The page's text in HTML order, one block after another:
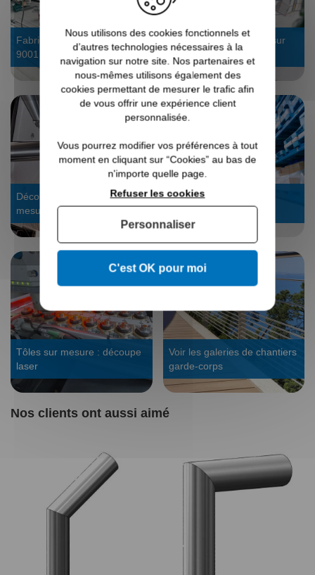
Fabrication 4.0 certifiée ISO
9001
Bureau d’étude : devis sur
mesure
Découpe laser tube : sur
mesure
Stock dispo, expédié en
24/48h
Tôles sur mesure : découpe
laser
Voir les galeries de chantiers
garde-corps
Nos clients ont aussi aimé
Nous utilisons des cookies fonctionnels et
d’autres technologies nécessaires à la
navigation sur notre site. Nos partenaires et
nous-mêmes utilisons également des
cookies permettant de mesurer le trafic afin
de vous offrir une expérience client
personnalisée.
Vous pourrez modifier vos préférences à tout
moment en cliquant sur “Cookies” au bas de
n'importe quelle page.
C'est OK pour moi
Refuser les cookies
Personnaliser